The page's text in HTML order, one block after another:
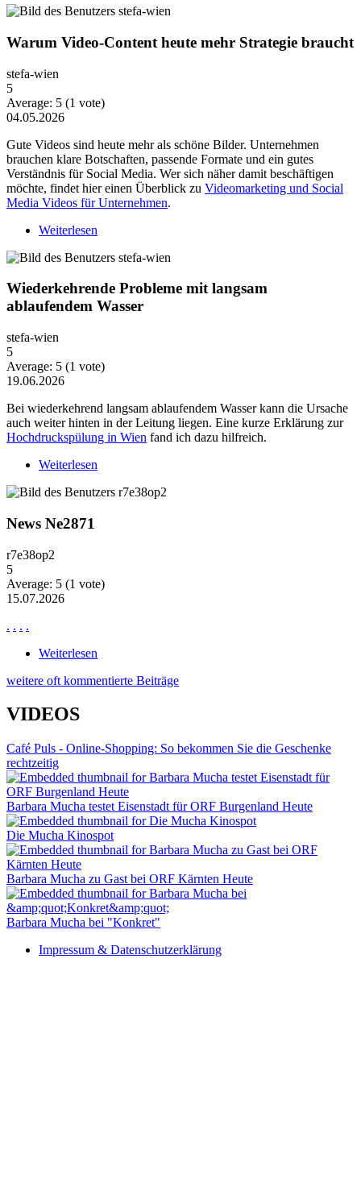
Warum Video-Content heute mehr Strategie braucht
stefa-wien
5
Average: 5 (1 vote)
04.05.2026
Gute Videos sind heute mehr als schöne Bilder. Unternehmen
brauchen klare Botschaften, passende Formate und ein gutes
Verständnis für Social Media. Wer sich näher damit beschäftigen
möchte, findet hier einen Überblick zu Videomarketing und Social
Media Videos für Unternehmen.
Weiterlesen
Wiederkehrende Probleme mit langsam
ablaufendem Wasser
stefa-wien
5
Average: 5 (1 vote)
19.06.2026
Bei wiederkehrend langsam ablaufendem Wasser kann die Ursache
auch weiter hinten in der Leitung liegen. Eine kurze Erklärung zur
Hochdruckspülung in Wien fand ich dazu hilfreich.
Weiterlesen
News Ne2871
r7e38op2
5
Average: 5 (1 vote)
15.07.2026
. . . .
Weiterlesen
weitere oft kommentierte Beiträge
VIDEOS
Café Puls - Online-Shopping: So bekommen Sie die Geschenke
rechtzeitig
Barbara Mucha testet Eisenstadt für ORF Burgenland Heute
Die Mucha Kinospot
Barbara Mucha zu Gast bei ORF Kärnten Heute
Barbara Mucha bei "Konkret"
Impressum & Datenschutzerklärung